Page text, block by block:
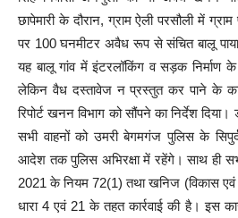
छापेमारी के दौरान, ग्राम ऐली परसौली में
पर 100 घनमीटर अवैध रूप से संचित बालू पाया
यह बालू गांव में इंटरलॉकिंग व सड़क निर्माण के
लेकिन वैध दस्तावेज न प्रस्तुत कर पाने के
रिपोर्ट खनन विभाग को सौंपने का निर्देश
सभी वाहनों को उमरी बेगमगंज पुलिस के
आदेश तक पुलिस अभिरक्षा में रहेंगे। साथ ही
2021 के नियम 72(1) तथा खनिज (विकास एवं
धारा 4 एवं 21 के तहत कार्रवाई की है। इस